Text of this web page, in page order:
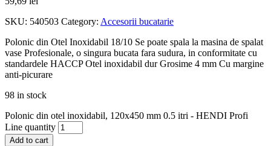
SKU: 540503 Category: Accesorii bucatarie
Polonic din Otel Inoxidabil 18/10 Se poate spala la masina de spalat
vase Profesionale, o singura bucata fara sudura, in conformitate cu
standardele HACCP Otel inoxidabil dur Grosime 4 mm Cu margine
anti-picurare
98 in stock
Polonic din otel inoxidabil, 120x450 mm 0.5 itri - HENDI Profi
Line quantity
Add to cart